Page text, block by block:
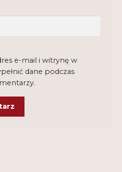
e-mail i witrynę w
dane podczas